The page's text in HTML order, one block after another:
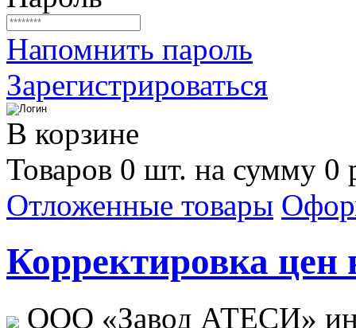
Напомнить пароль
Зарегистрироваться
В корзине
Товаров 0 шт. на сумму 0
Отложенные товары
Корректировка цен
ООО «Завод АТЕСИ»